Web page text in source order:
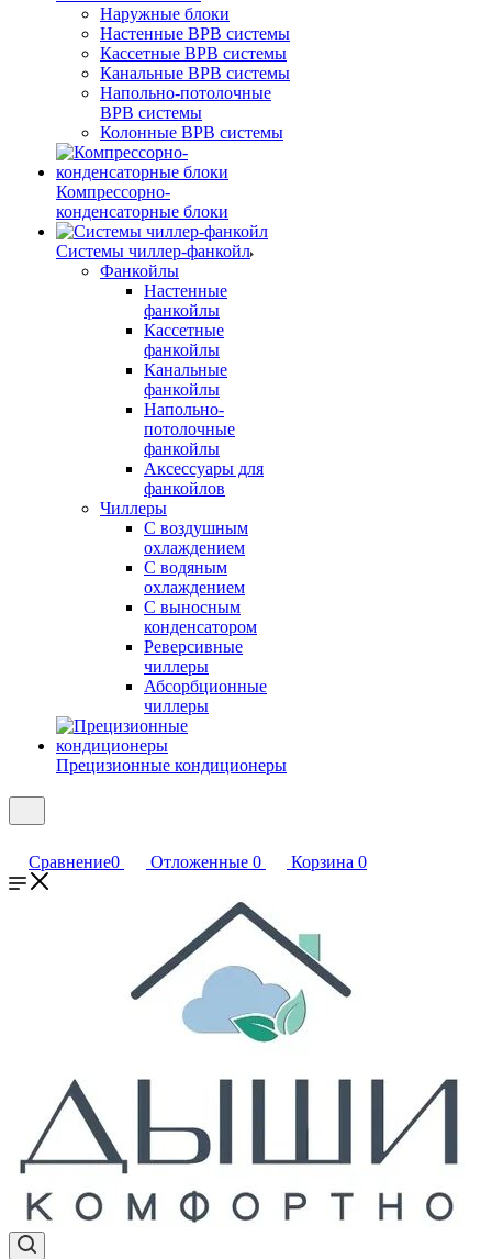
Наружные блоки
Настенные ВРВ системы
Кассетные ВРВ системы
Канальные ВРВ системы
Напольно-потолочные
ВРВ системы
Колонные ВРВ системы
Компрессорно-
конденсаторные блоки
Системы чиллер-фанкойл
Фанкойлы
Настенные
фанкойлы
Кассетные
фанкойлы
Канальные
фанкойлы
Напольно-
потолочные
фанкойлы
Аксессуары для
фанкойлов
Чиллеры
С воздушным
охлаждением
С водяным
охлаждением
С выносным
конденсатором
Реверсивные
чиллеры
Абсорбционные
чиллеры
Прецизионные кондиционеры
Сравнение0 Отложенные 0 Корзина 0